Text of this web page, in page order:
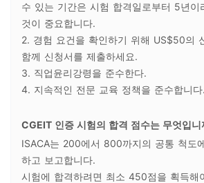
수 있는 기간은 시험 합격일로부터 5년이
것이 중요합니다.
2. 경험 요건을 확인하기 위해 US$50의
함께 신청서를 제출하세요.
3. 직업윤리강령을 준수한다.
4. 지속적인 전문 교육 정책을 준수합니다.
CGEIT 인증 시험의 합격 점수는 무엇입니
ISACA는 200에서 800까지의 공통 척도
하고 보고합니다.
시험에 합격하려면 최소 450점을 획득해